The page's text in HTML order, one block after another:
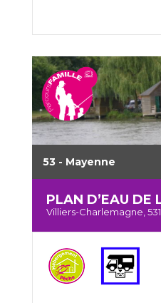
53 - Mayenne
PLAN D’EAU DE
Villiers-Charlemagne,